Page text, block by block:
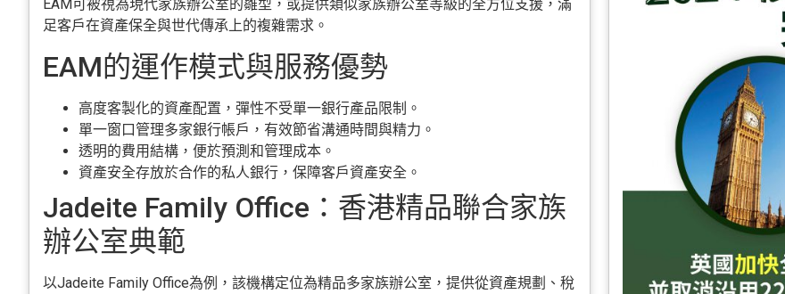
EAM可被視為現代家族辦公室的雛型，或提供類似家族辦公室等級的全方位支援，滿
足客戶在資產保全與世代傳承上的複雜需求。
EAM的運作模式與服務優勢
高度客製化的資產配置，彈性不受單一銀行產品限制。
單一窗口管理多家銀行帳戶，有效節省溝通時間與精力。
透明的費用結構，便於預測和管理成本。
資產安全存放於合作的私人銀行，保障客戶資產安全。
Jadeite Family Office：香港精品聯合家族
辦公室典範
以Jadeite Family Office為例，該機構定位為精品多家族辦公室，提供從資產規劃、稅